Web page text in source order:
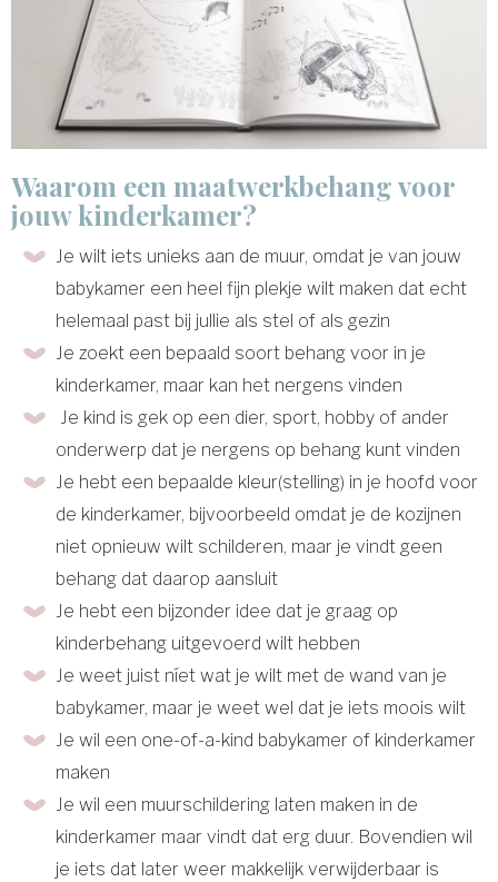
Waarom een maatwerkbehang voor
jouw kinderkamer?
Je wilt iets unieks aan de muur, omdat je van jouw
babykamer een heel fijn plekje wilt maken dat echt
helemaal past bij jullie als stel of als gezin
Je zoekt een bepaald soort behang voor in je
kinderkamer, maar kan het nergens vinden
Je kind is gek op een dier, sport, hobby of ander
onderwerp dat je nergens op behang kunt vinden
Je hebt een bepaalde kleur(stelling) in je hoofd voor
de kinderkamer, bijvoorbeeld omdat je de kozijnen
niet opnieuw wilt schilderen, maar je vindt geen
behang dat daarop aansluit
Je hebt een bijzonder idee dat je graag op
kinderbehang uitgevoerd wilt hebben
Je weet juist níet wat je wilt met de wand van je
babykamer, maar je weet wel dat je iets moois wilt
Je wil een one-of-a-kind babykamer of kinderkamer
maken
Je wil een muurschildering laten maken in de
kinderkamer maar vindt dat erg duur. Bovendien wil
je iets dat later weer makkelijk verwijderbaar is